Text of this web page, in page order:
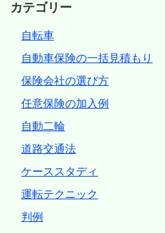
カテゴリー
自転車
自動車保険の一括見積もり
保険会社の選び方
任意保険の加入例
自動二輪
道路交通法
ケーススタディ
運転テクニック
判例